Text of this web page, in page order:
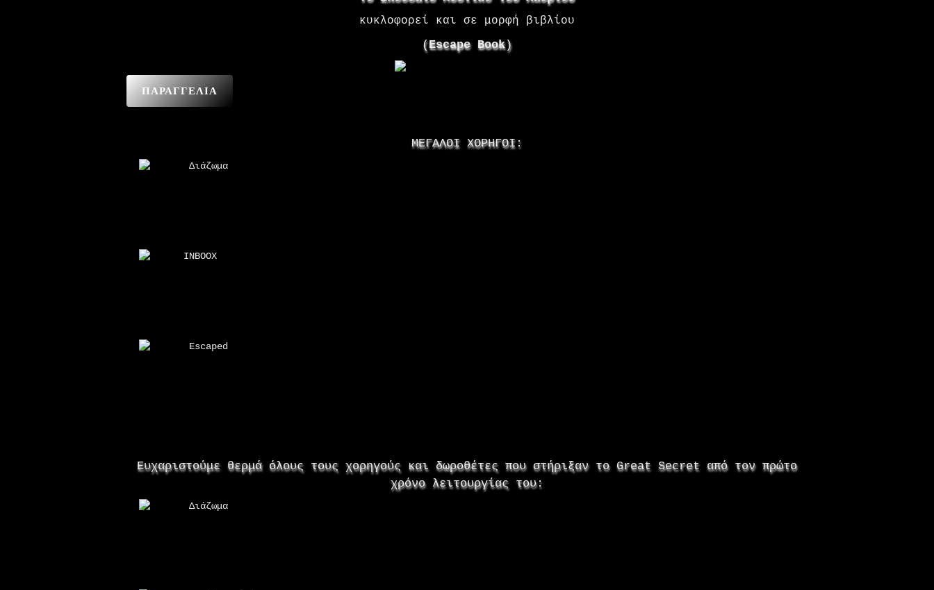
κυκλοφορεί και σε μορφή βιβλίου
(Escape Book)
ΠΑΡΑΓΓΕΛΙΑ
ΜΕΓΑΛΟΙ ΧΟΡΗΓΟΙ:
Διάζωμα
INBOOX
Escaped
Ευχαριστούμε θερμά όλους τους χορηγούς και δωροθέτες που στήριξαν το Great Secret από τον πρώτο
χρόνο λειτουργίας του:
Διάζωμα